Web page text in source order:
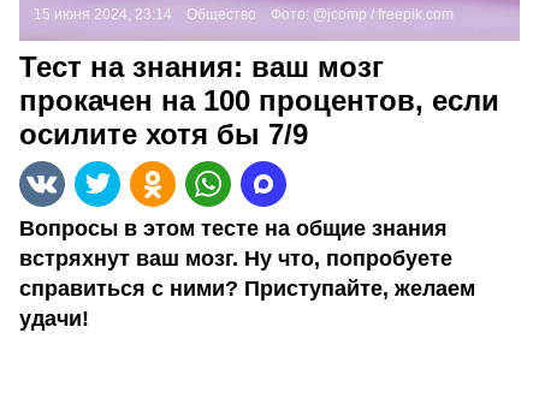
15 июня 2024, 23:14 Общество Фото: @jcomp / freepik.com
Тест на знания: ваш мозг
прокачен на 100 процентов, если
осилите хотя бы 7/9
Вопросы в этом тесте на общие знания
встряхнут ваш мозг. Ну что, попробуете
справиться с ними? Приступайте, желаем
удачи!